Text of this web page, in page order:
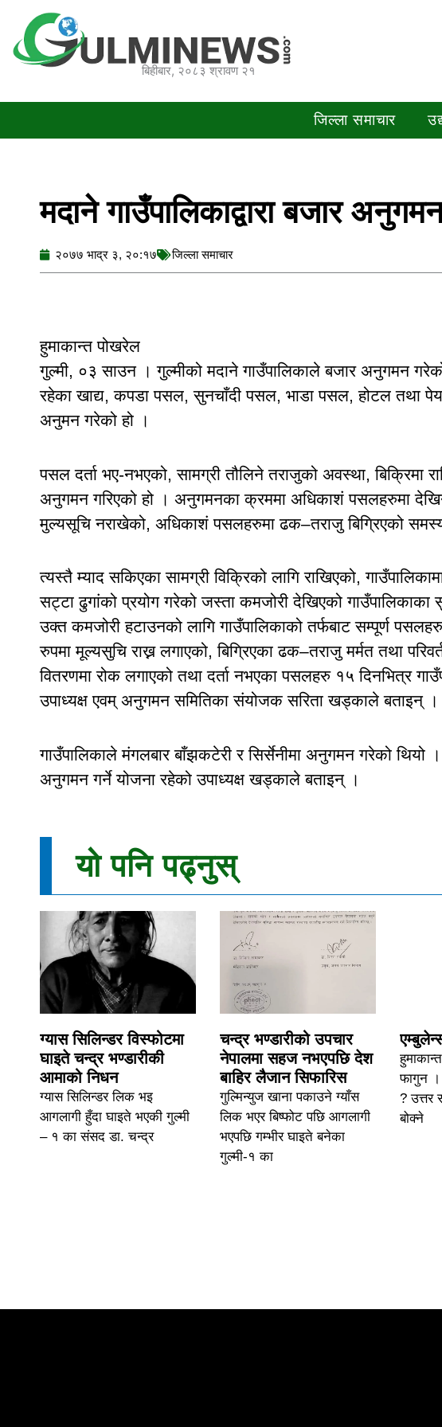
content
बिहीबार, २०८३ श्रावण २१
जिल्ला समाचार
मदाने गाउँपालिकाद्वारा बजार
२०७७ भाद्र ३, २०:१७ जिल्ला समाचार
हुमाकान्त पोखरेल
गुल्मी, ०३ साउन । गुल्मीको मदाने गाउँपालिकाले बजार अनुगमन
रहेका खाद्य, कपडा पसल, सुनचाँदी पसल, भाडा पसल, होटल तथा
अनुमन गरेको हो ।
पसल दर्ता भए-नभएको, सामग्री तौलिने तराजुको अवस्था, बिक्रिमा
अनुगमन गरिएको हो । अनुगमनका क्रममा अधिकाशं पसलहरुमा
मुल्यसूचि नराखेको, अधिकाशं पसलहरुमा ढक–तराजु बिग्रिएको
त्यस्तै म्याद सकिएका सामग्री विक्रिको लागि राखिएको,
सट्टा ढुगांको प्रयोग गरेको जस्ता कमजोरी देखिएको
उक्त कमजोरी हटाउनको लागि गाउँपालिकाको तर्फबाट सम्पूर्ण
रुपमा मूल्यसुचि राख्न लगाएको, बिग्रिएका ढक–तराजु मर्मत तथा
वितरणमा रोक लगाएको तथा दर्ता नभएका पसलहरु १५ दिनभित्र
उपाध्यक्ष एवम् अनुगमन समितिका संयोजक सरिता खड्काले बताइन् ।
गाउँपालिकाले मंगलबार बाँझकटेरी र सिर्सेनीमा अनुगमन गरेको
अनुगमन गर्ने योजना रहेको उपाध्यक्ष खड्काले बताइन् ।
यो पनि पढ्नुस्
ग्यास सिलिन्डर विस्फोटमा
घाइते चन्द्र भण्डारीकी
आमाको निधन
ग्यास सिलिन्डर लिक भइ
आगलागी हुँदा घाइते भएकी गुल्मी
– १ का संसद डा. चन्द्र
चन्द्र भण्डारीको उपचार
नेपालमा सहज नभएपछि देश
बाहिर लैजान सिफारिस
गुल्मिन्युज खाना पकाउने ग्याँस
लिक भएर बिष्फोट पछि आगलागी
भएपछि गम्भीर घाइते बनेका
गुल्मी-१ का
फागुन ।
? उत्तर
बोक्ने